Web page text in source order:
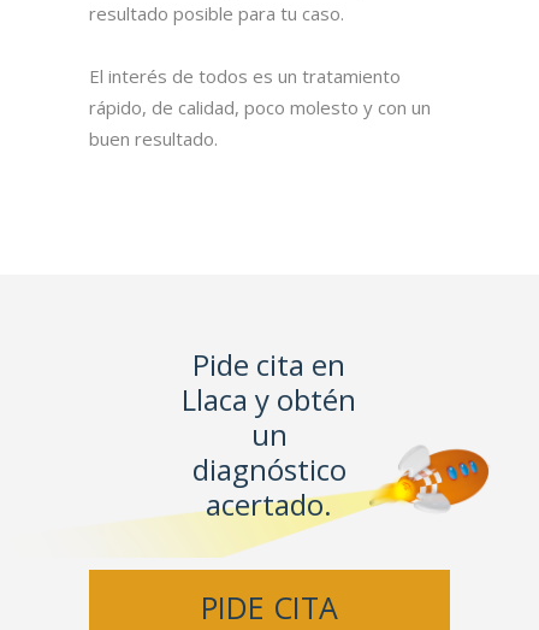
resultado posible para tu caso.
El interés de todos es un tratamiento
rápido, de calidad, poco molesto y con un
buen resultado.
Pide cita en
Llaca y obtén
un
diagnóstico
acertado.
PIDE CITA